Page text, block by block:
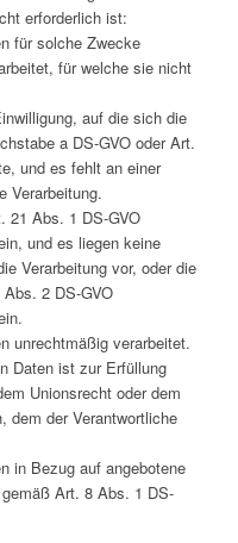
erforderlich ist:
für solche Zwecke
für welche sie nicht
auf die sich die
a DS-GVO oder Art.
und es fehlt an einer
Verarbeitung.
21 Abs. 1 DS-GVO
und es liegen keine
Verarbeitung vor, oder die
2 DS-GVO
unrechtmäßig verarbeitet.
Daten ist zur Erfüllung
Unionsrecht oder dem
dem der Verantwortliche
in Bezug auf angebotene
Art. 8 Abs. 1 DS-